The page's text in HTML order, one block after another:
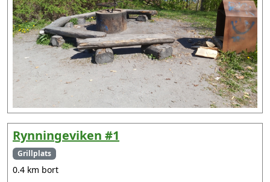
Rynningeviken #1
Grillplats
0.4 km bort